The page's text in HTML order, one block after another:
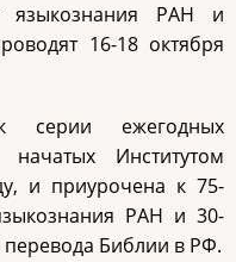
языкознания РАН и
16-18 октября
к серии ежегодных
начатых Институтом
и приурочена к 75-
РАН и 30-
перевода Библии в РФ.